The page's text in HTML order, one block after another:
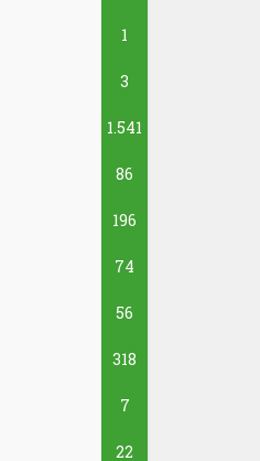
1
3
1.541
86
196
74
56
318
7
22